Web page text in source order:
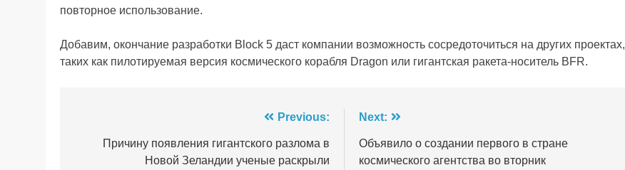
повторное использование.
Добавим, окончание разработки Block 5 даст компании возможность сосредоточиться на других проектах,
таких как пилотируемая версия космического корабля Dragon или гигантская ракета-носитель BFR.
записів
Previous:
Причину появления гигантского разлома в
Новой Зеландии ученые раскрыли
Next:
Объявило о создании первого в стране
космического агентства во вторник